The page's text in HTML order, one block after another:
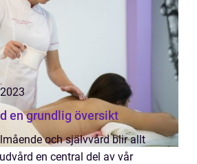
Bäst hudvård en grundlig översikt
och självvård blir allt
en central del av vår